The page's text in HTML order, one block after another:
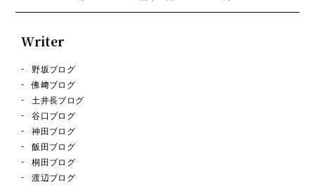
Writer
野坂ブログ
佛﨑ブログ
土井長ブログ
谷口ブログ
神田ブログ
飯田ブログ
桐田ブログ
渡辺ブログ